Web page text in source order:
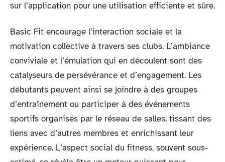
sur l’application pour une utilisation efficiente et sûre.
Basic Fit encourage l’interaction sociale et la
motivation collective à travers ses clubs. L’ambiance
conviviale et l’émulation qui en découlent sont des
catalyseurs de persévérance et d’engagement. Les
débutants peuvent ainsi se joindre à des groupes
d’entraînement ou participer à des événements
sportifs organisés par le réseau de salles, tissant des
liens avec d’autres membres et enrichissant leur
expérience. L’aspect social du fitness, souvent sous-